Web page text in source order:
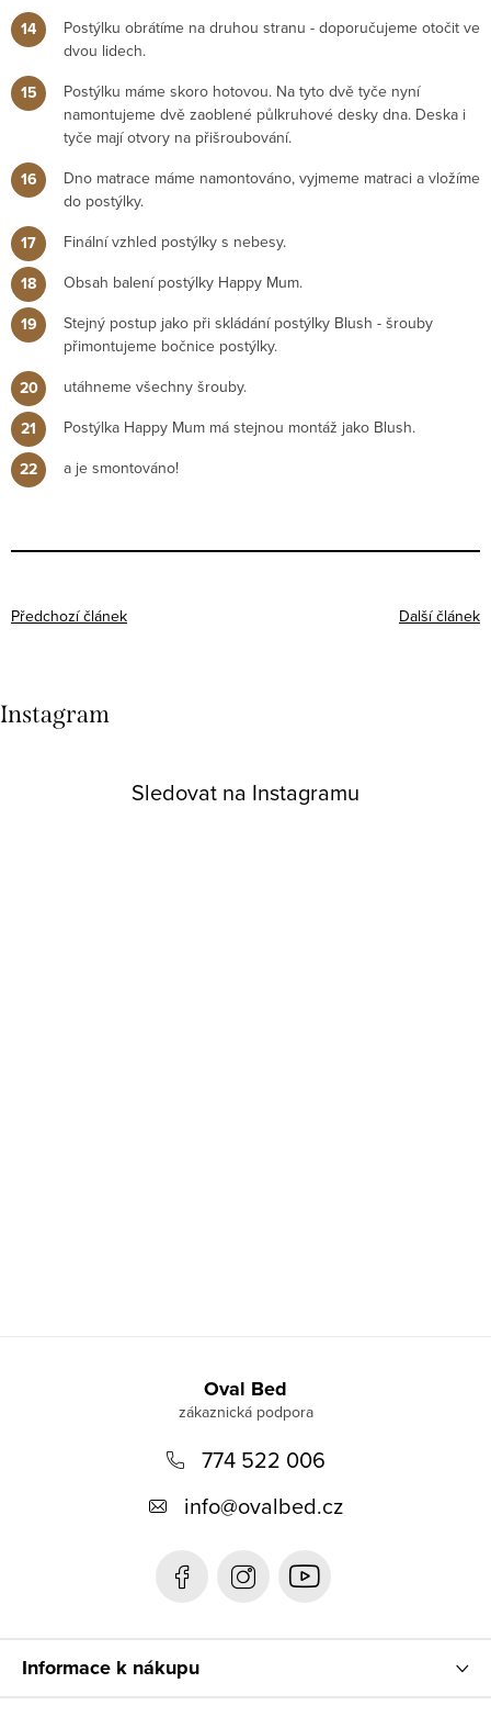
Postýlku obrátíme na druhou stranu - doporučujeme otočit ve
dvou lidech.
Postýlku máme skoro hotovou. Na tyto dvě tyče nyní
namontujeme dvě zaoblené půlkruhové desky dna. Deska i
tyče mají otvory na přišroubování.
Dno matrace máme namontováno, vyjmeme matraci a vložíme
do postýlky.
Finální vzhled postýlky s nebesy.
Obsah balení postýlky Happy Mum.
Stejný postup jako při skládání postýlky Blush - šrouby
přimontujeme bočnice postýlky.
utáhneme všechny šrouby.
Postýlka Happy Mum má stejnou montáž jako Blush.
a je smontováno!
Předchozí článek Další článek
Instagram
Sledovat na Instagramu
Oval Bed
774 522 006
info@ovalbed.cz
Informace k nákupu